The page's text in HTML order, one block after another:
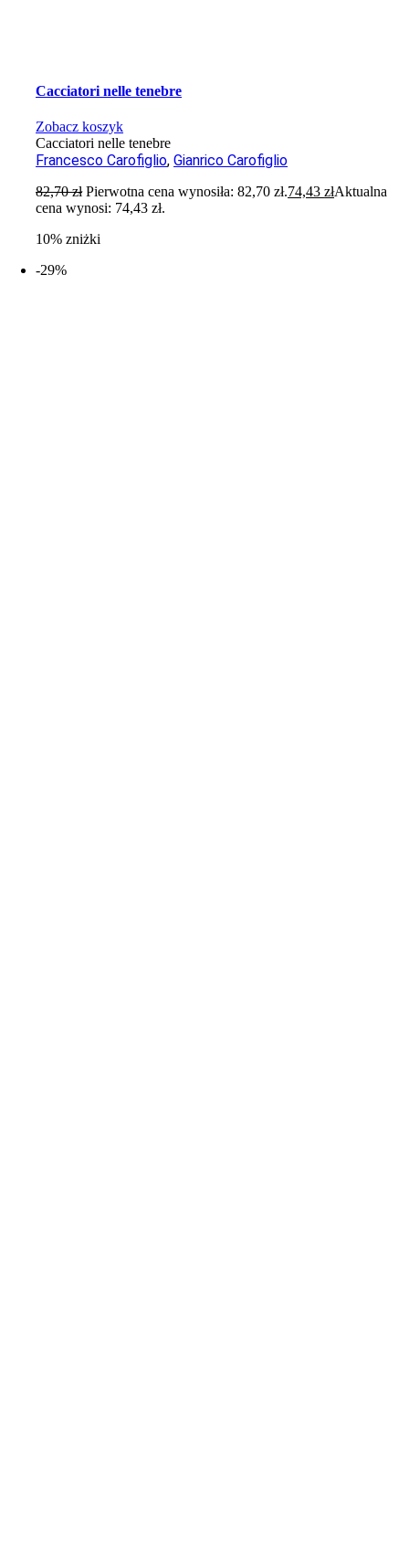
Cacciatori nelle tenebre
Zobacz koszyk
Cacciatori nelle tenebre
Francesco Carofiglio,Gianrico Carofiglio
82,70zł Pierwotna cena wynosiła: 82,70 zł.74,43złAktualna
cena wynosi: 74,43 zł.
10% zniżki
-29%